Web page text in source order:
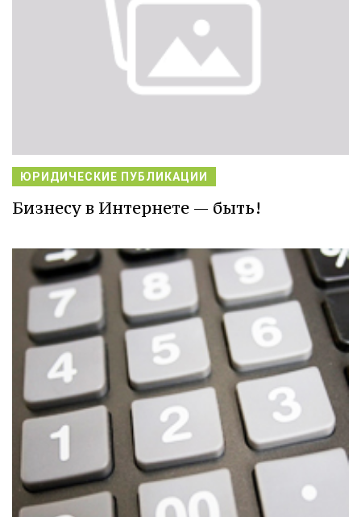
ЮРИДИЧЕСКИЕ ПУБЛИКАЦИИ
Бизнесу в Интернете — быть!